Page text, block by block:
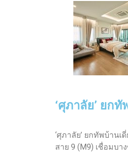
‘ศุภาลัย’ ยก
‘ศุภาลัย’ ยกทัพบ้าน
สาย 9 (M9) เชื่อมบ